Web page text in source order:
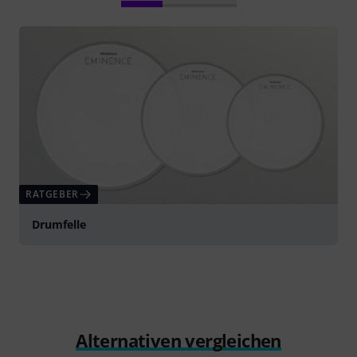
RATGEBER
Drumfelle
Alternativen vergleichen